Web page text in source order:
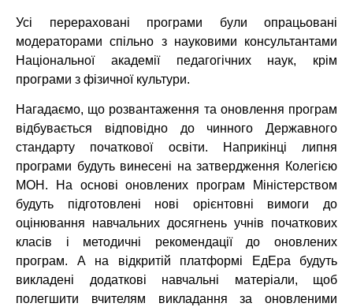
Усі перераховані програми були опрацьовані
модераторами спільно з науковими консультантами
Національної академії педагогічних наук, крім
програми з фізичної культури.
Нагадаємо, що розвантаження та оновлення програм
відбувається відповідно до чинного Державного
стандарту початкової освіти. Наприкінці липня
програми будуть винесені на затвердження Колегією
МОН. На основі оновлених програм Міністерством
будуть підготовлені нові орієнтовні вимоги до
оцінювання навчальних досягнень учнів початкових
класів і методичні рекомендації до оновлених
програм. А на відкритій платформі ЕдЕра будуть
викладені додаткові навчальні матеріали, щоб
полегшити вчителям викладання за оновленими